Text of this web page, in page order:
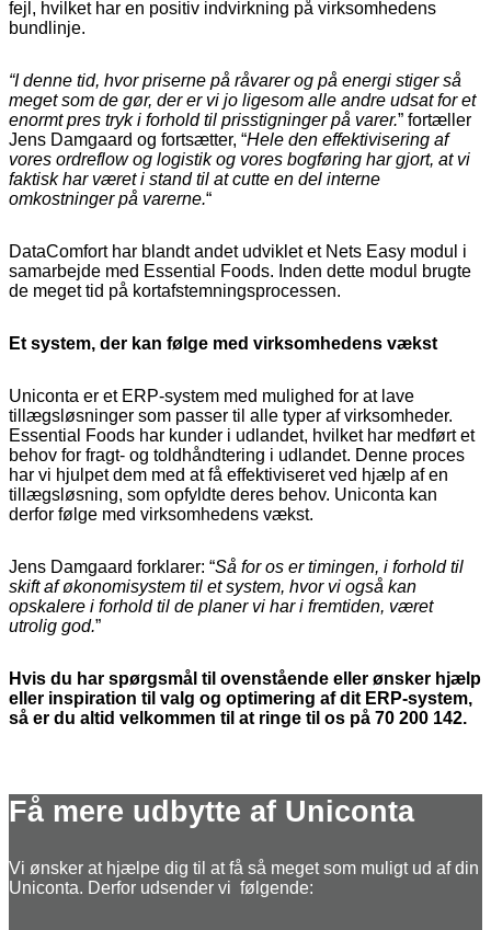
fejl, hvilket har en positiv indvirkning på virksomhedens
bundlinje.
“I denne tid, hvor priserne på råvarer og på energi stiger så
meget som de gør, der er vi jo ligesom alle andre udsat for et
enormt pres tryk i forhold til prisstigninger på varer.” fortæller
Jens Damgaard og fortsætter, “Hele den effektivisering af
vores ordreflow og logistik og vores bogføring har gjort, at vi
faktisk har været i stand til at cutte en del interne
omkostninger på varerne.“
DataComfort har blandt andet udviklet et Nets Easy modul i
samarbejde med Essential Foods. Inden dette modul brugte
de meget tid på kortafstemningsprocessen.
Et system, der kan følge med virksomhedens vækst
Uniconta er et ERP-system med mulighed for at lave
tillægsløsninger som passer til alle typer af virksomheder.
Essential Foods har kunder i udlandet, hvilket har medført et
behov for fragt- og toldhåndtering i udlandet. Denne proces
har vi hjulpet dem med at få effektiviseret ved hjælp af en
tillægsløsning, som opfyldte deres behov. Uniconta kan
derfor følge med virksomhedens vækst.
Jens Damgaard forklarer: “Så for os er timingen, i forhold til
skift af økonomisystem til et system, hvor vi også kan
opskalere i forhold til de planer vi har i fremtiden, været
utrolig god.”
Hvis du har spørgsmål til ovenstående eller ønsker hjælp
eller inspiration til valg og optimering af dit ERP-system,
så er du altid velkommen til at ringe til os på 70 200 142.
Få mere udbytte af Uniconta
Vi ønsker at hjælpe dig til at få så meget som muligt ud af din
Uniconta. Derfor udsender vi følgende: